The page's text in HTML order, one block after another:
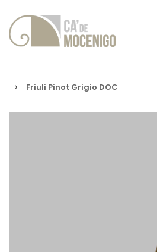
Friuli Pinot Grigio DOC